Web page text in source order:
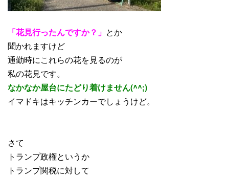
「花見行ったんですか？」 とか
聞かれますけど
通勤時にこれらの花を見るのが
私の花見です。
なかなか屋台にたどり着けません(^^;)
イマドキはキッチンカーでしょうけど。
さて
トランプ政権というか
トランプ関税に対して